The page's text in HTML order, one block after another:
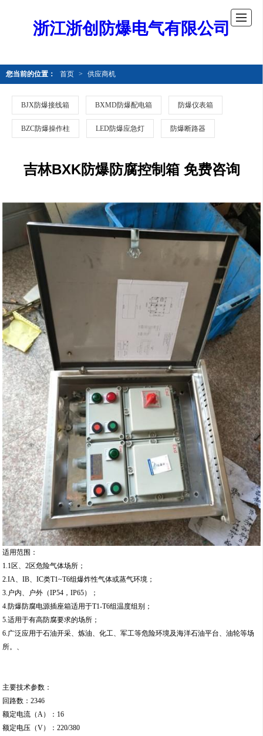
浙江浙创防爆电气有限公司
您当前的位置： 首页 > 供应商机
BJX防爆接线箱 BXMD防爆配电箱 防爆仪表箱
BZC防爆操作柱 LED防爆应急灯 防爆断路器
吉林BXK防爆防腐控制箱 免费咨询
适用范围：
1.1区、2区危险气体场所；
2.IA、IB、IC类T1~T6组爆炸性气体或蒸气环境；
3.户内、户外（IP54，IP65）；
4.防爆防腐电源插座箱适用于T1-T6组温度组别；
5.适用于有高防腐要求的场所；
6.广泛应用于石油开采、炼油、化工、军工等危险环境及海洋石油平台、油轮等场
所。、
主要技术参数：
回路数：2346
额定电流（A）：16
额定电压（V）：220/380